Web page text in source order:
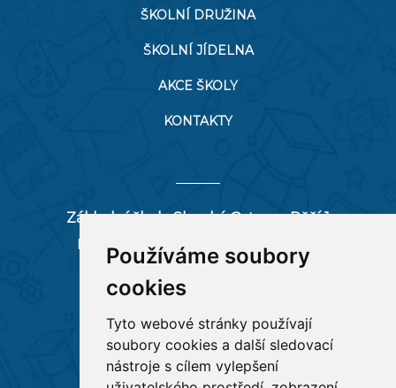
Používáme soubory
cookies
Tyto webové stránky používají
soubory cookies a další sledovací
nástroje s cílem vylepšení
ŠKOLNÍ DRUŽINA
ŠKOLNÍ JÍDELNA
AKCE ŠKOLY
KONTAKTY
Základní škola Slezská Ostrava, Pěší 1
Pěší 66/1, 712 00 Ostrava-Muglinov
tel:596 244 880
RYCHLÉ ODKAZY